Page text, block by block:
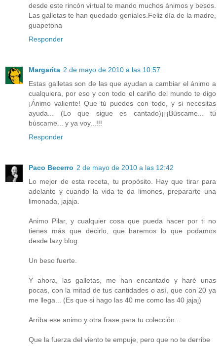
desde este rincón virtual te mando muchos ánimos y besos.
Las galletas te han quedado geniales.Feliz día de la madre,
guapetona
Responder
Margarita 2 de mayo de 2010 a las 10:57
Estas galletas son de las que ayudan a cambiar el ánimo a
cualquiera, por eso y con todo el cariño del mundo te digo
¡Ánimo valiente! Que tú puedes con todo, y si necesitas
ayuda... (Lo que sigue es cantado)¡¡¡Búscame... tú
búscame... y ya voy...!!!
Responder
Paco Becerro 2 de mayo de 2010 a las 12:42
Lo mejor de esta receta, tu propósito. Hay que tirar para
adelante y cuando la vida te da limones, prepararte una
limonada, jajaja.
Animo Pilar, y cualquier cosa que pueda hacer por ti no
tienes más que decirlo, que haremos lo que podamos
desde lazy blog.
Un beso fuerte.
Y ahora, las galletas, me han encantado y haré unas
pocas, con la mitad de tus cantidades o así, que con 20 ya
me llega... (Es que si hago las 40 me como las 40 jajaj)
Arriba ese animo y otra frase para tu colección...
Que la fuerza del viento te empuje, pero que no te derribe